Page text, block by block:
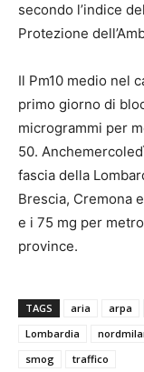
secondo l’indice
Protezione
Il Pm10 medio nel
primo giorno di
microgrammi per
50.
fascia della
Brescia, Cremona
e i 75 mg per
province.
TAGS aria arpa
Lombardia
smog
traffico